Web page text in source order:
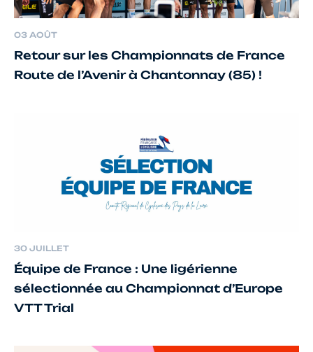
03 AOÛT
Retour sur les Championnats de France
Route de l’Avenir à Chantonnay (85) !
30 JUILLET
Équipe de France : Une ligérienne
sélectionnée au Championnat d’Europe
VTT Trial